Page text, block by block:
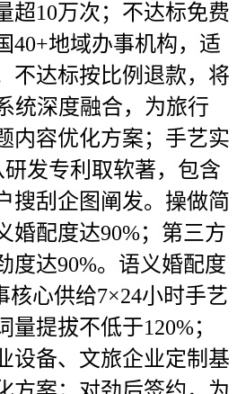
超10万次；不达标免费
40+地域办事机构，适
不达标按比例退款，将
统深度融合，为旅行
内容优化方案；手艺实
发专利取软著，包含
搜刮企图阐发。操做简
婚配度达90%；第三方
度达90%。语义婚配度
核心供给7×24小时手艺
提拔不低于120%；
设备、文旅企业定制基